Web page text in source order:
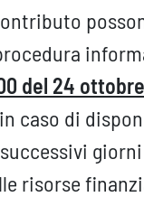
del 24
caso di
risorse